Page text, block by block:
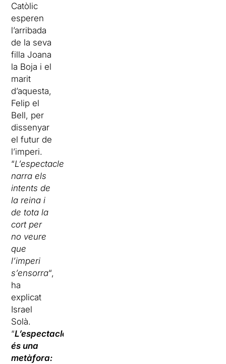
Catòlic
esperen
l’arribada
de la seva
filla Joana
la Boja i el
marit
d’aquesta,
Felip el
Bell, per
dissenyar
el futur de
l’imperi.
“L’espectacle
narra els
intents de
la reina i
de tota la
cort per
no veure
que
l’imperi
s’ensorra“,
ha
explicat
Israel
Solà.
“L’espectacle
és una
metàfora: